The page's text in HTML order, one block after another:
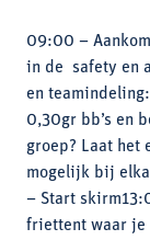
09:00 –
in de safety en
en
0,30gr bb’s en
groep? Laat het
mogelijk bij
– Start
friettent waar je